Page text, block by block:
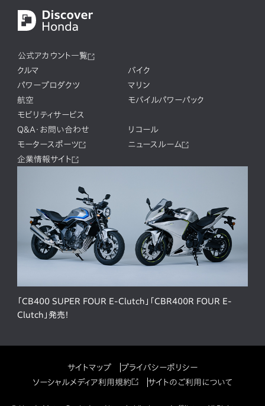
公式アカウント一覧
クルマ
バイク
パワープロダクツ
マリン
航空
モバイルパワーパック
モビリティサービス
Q&A・お問い合わせ
リコール
モータースポーツ
ニュースルーム
企業情報サイト
「CB400 SUPER FOUR E-Clutch」「CBR400R FOUR E-
Clutch」発売！
サイトマップ
プライバシーポリシー
ソーシャルメディア利用規約
サイトのご利用について